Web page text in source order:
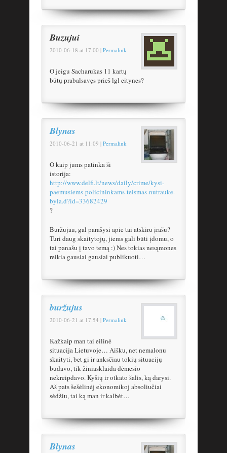
Buzujui
2010-06-18 at 17:00 | Permalink
O jeigu Sacharukas 11 kartų
būtų prabalsavęs prieš lgl eitynes?
Blynas
2010-06-21 at 11:09 | Permalink
O kaip jums patinka ši
istorija:
http://www.delfi.lt/news/daily/crime/kysi-
paemusiems-policininkams-teismas-nutrauke-
byla.d?id=33682429
?
Buržujau, gal parašysi apie tai atskiru įrašu?
Turi daug skaitytojų, jiems gali būti įdomu, o
tai panašu į tavo temą :) Nes tokias nesąmones
reikia gausiai gausiai publikuoti…
buržujus
2010-06-21 at 17:54 | Permalink
Kažkaip man tai eilinė
situacija Lietuvoje… Aišku, net nemalonu
skaityti, bet gi ir anksčiau tokių situacijų
būdavo, tik žiniasklaida dėmesio
nekreipdavo. Kyšių ir otkato šalis, ką darysi.
Aš pats šešėlinėj ekonomikoj absoliučiai
sėdžiu, tai ką man ir kalbėt…
Blynas